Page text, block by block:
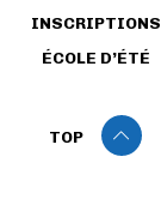
INSCRIPTIONS
ÉCOLE D’ÉTÉ
TOP